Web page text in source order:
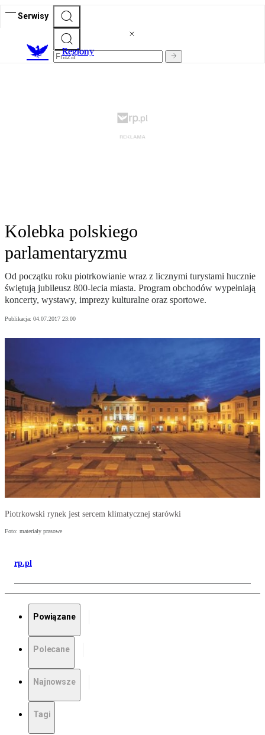
Serwisy
Regiony
Kolebka polskiego
parlamentaryzmu
Od początku roku piotrkowianie wraz z licznymi turystami hucznie
świętują jubileusz 800-lecia miasta. Program obchodów wypełniają
koncerty, wystawy, imprezy kulturalne oraz sportowe.
Publikacja: 04.07.2017 23:00
Piotrkowski rynek jest sercem klimatycznej starówki
Foto: materiały prasowe
rp.pl
Powiązane
Polecane
Najnowsze
Tagi